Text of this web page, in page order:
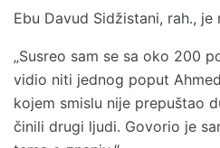
Ebu Davud Sidžistani, rah., je
„Susreo sam se sa oko 200
vidio niti jednog poput
kojem smislu nije prepuštao
činili drugi ljudi. Govorio je